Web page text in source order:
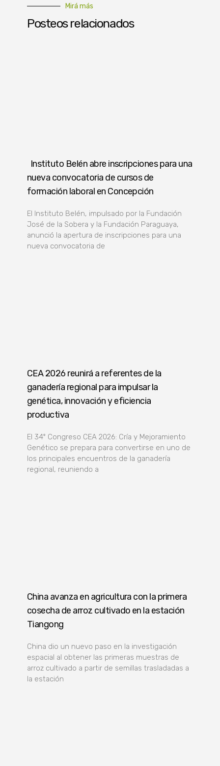
Mirá más
Posteos relacionados
Instituto Belén abre inscripciones para una
nueva convocatoria de cursos de
formación laboral en Concepción
El Instituto Belén, impulsado por la Fundación
José de la Sobera y la Fundación Paraguaya,
anunció la apertura de inscripciones para una
nueva convocatoria de
CEA 2026 reunirá a referentes de la
ganadería regional para impulsar la
genética, innovación y eficiencia
productiva
El 34º Congreso CEA 2026: Cría y Mejoramiento
Genético se prepara para convertirse en uno de
los principales encuentros de la ganadería
regional, reuniendo a
China avanza en agricultura con la primera
cosecha de arroz cultivado en la estación
Tiangong
China dio un nuevo paso en la investigación
espacial al obtener las primeras muestras de
arroz cultivado a partir de semillas trasladadas a
la estación